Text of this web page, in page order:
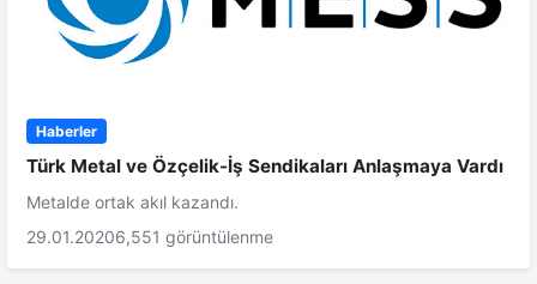
Haberler
Türk Metal ve Özçelik-İş Sendikaları Anlaşmaya Vardı
Metalde ortak akıl kazandı.
29.01.20206,551 görüntülenme